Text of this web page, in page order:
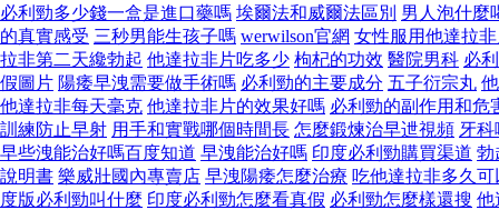
必利勁多少錢一盒是進口藥嗎 埃爾法和威爾法區別 男人泡什麼
的真實感受 三秒男能生孩子嗎 werwilson官網 女性服用他達拉
拉非第二天纔勃起 他達拉非片吃多少 枸杞的功效 醫院男科 必
假圖片 陽痿早洩需要做手術嗎 必利勁的主要成分 五子衍宗丸
他達拉非每天毫克 他達拉非片的效果好嗎 必利勁的副作用和危
訓練防止早射 用手和實戰哪個時間長 怎麼鍛煉治早迣視頻 牙
早些洩能治好嗎百度知道 早洩能治好嗎 印度必利勁購買渠道 勃
說明書 樂威壯國內專賣店 早洩陽痿怎麼治療 吃他達拉非多久
度版必利勁叫什麼 印度必利勁怎麼看真假 必利勁怎麼樣還搜 他